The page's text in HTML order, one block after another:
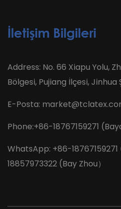
İletişim Bilgileri
Address: No. 66 Xiapu Yolu,
Bölgesi, Pujiang İlçesi, Jinhua
E-Posta:
Phone:+86-18767159271
WhatsApp: +86-
18857973322 (Bay Zhou）